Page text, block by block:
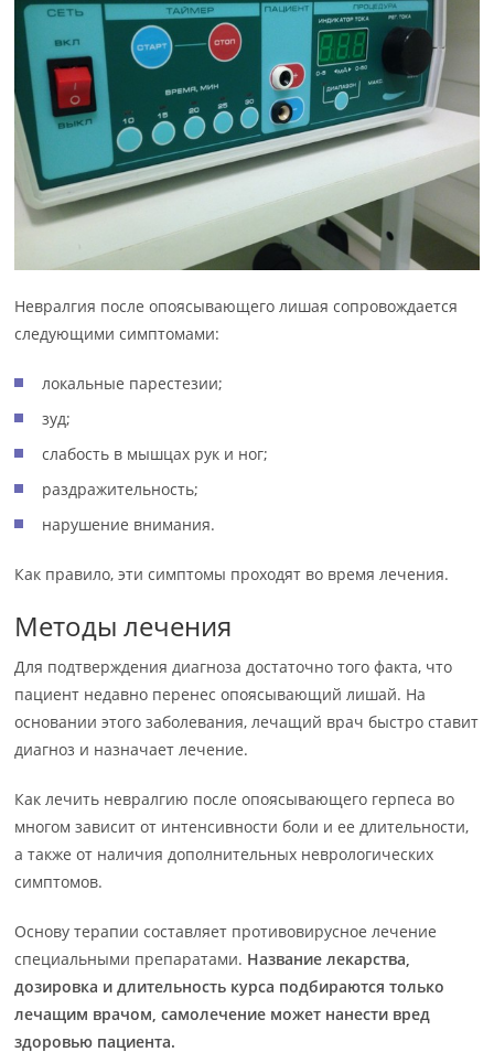
Невралгия после опоясывающего лишая сопровождается
следующими симптомами:
локальные парестезии;
зуд;
слабость в мышцах рук и ног;
раздражительность;
нарушение внимания.
Как правило, эти симптомы проходят во время лечения.
Методы лечения
Для подтверждения диагноза достаточно того факта, что
пациент недавно перенес опоясывающий лишай. На
основании этого заболевания, лечащий врач быстро ставит
диагноз и назначает лечение.
Как лечить невралгию после опоясывающего герпеса во
многом зависит от интенсивности боли и ее длительности,
а также от наличия дополнительных неврологических
симптомов.
Основу терапии составляет противовирусное лечение
специальными препаратами. Название лекарства,
дозировка и длительность курса подбираются только
лечащим врачом, самолечение может нанести вред
здоровью пациента.